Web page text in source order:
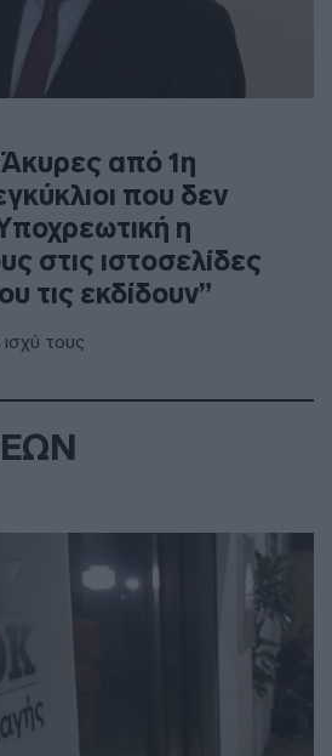
από 1η
που δεν
η
στις ιστοσελίδες
τις εκδίδουν”
τους